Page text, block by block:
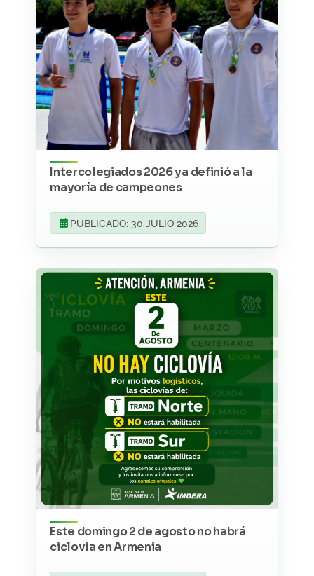
Intercolegiados 2026 ya definió a la
mayoría de campeones
PUBLICADO: 30 JULIO 2026
Este domingo 2 de agosto no habrá
ciclovía en Armenia